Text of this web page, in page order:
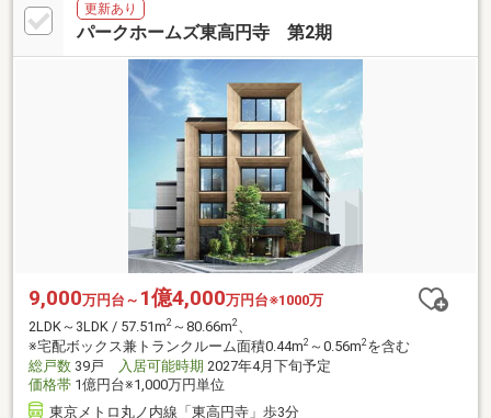
更新あり
パークホームズ東高円寺 第2期
9,000万円台～ 1億4,000万円台※1000万
2LDK～3LDK / 57.51m2 ～80.66m2、
※宅配ボックス兼トランクルーム面積0.44m2 ～0.56m2を含む
総戸数 39戸 入居可能時期 2027年4月下旬予定
価格帯 1億円台※1,000万円単位
東京メトロ丸ノ内線「東高円寺」歩3分